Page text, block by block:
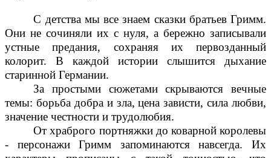
С детства мы все знаем сказки братьев Гримм.
Они не сочиняли их с нуля, а бережно записывали
устные предания, сохраняя их первозданный
колорит. В каждой истории слышится дыхание
старинной Германии.
За простыми сюжетами скрываются вечные
темы: борьба добра и зла, цена зависти, сила любви,
значение честности и трудолюбия.
От храброго портняжки до коварной королевы
- персонажи Гримм запоминаются навсегда. Их